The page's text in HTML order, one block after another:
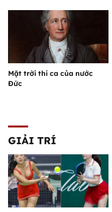
Mặt trời thi ca của nước
Đức
GIẢI TRÍ